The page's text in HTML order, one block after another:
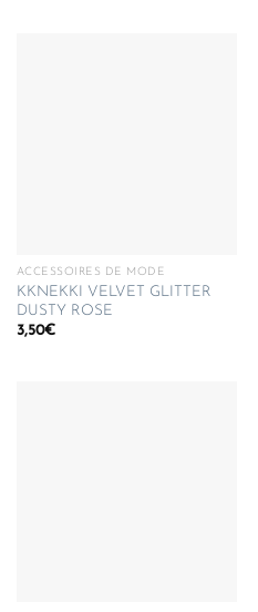
ACCESSOIRES DE MODE
KKNEKKI VELVET GLITTER
DUSTY ROSE
3,50€